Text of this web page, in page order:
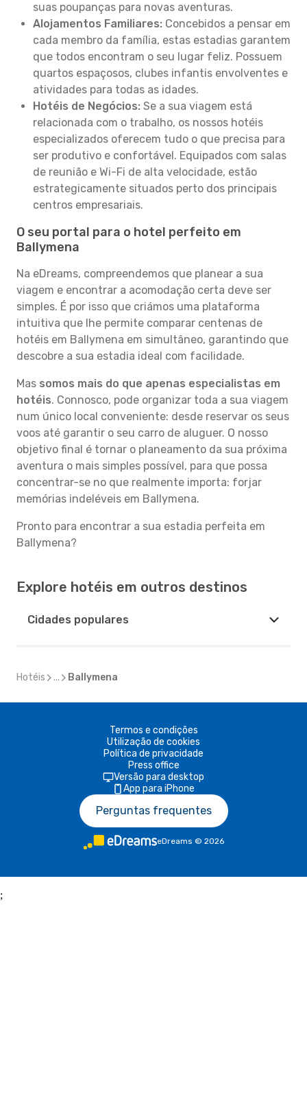
suas poupanças para novas aventuras.
Alojamentos Familiares: Concebidos a pensar em
cada membro da família, estas estadias garantem
que todos encontram o seu lugar feliz. Possuem
quartos espaçosos, clubes infantis envolventes e
atividades para todas as idades.
Hotéis de Negócios: Se a sua viagem está
relacionada com o trabalho, os nossos hotéis
especializados oferecem tudo o que precisa para
ser produtivo e confortável. Equipados com salas
de reunião e Wi-Fi de alta velocidade, estão
estrategicamente situados perto dos principais
centros empresariais.
O seu portal para o hotel perfeito em
Ballymena
Na eDreams, compreendemos que planear a sua
viagem e encontrar a acomodação certa deve ser
simples. É por isso que criámos uma plataforma
intuitiva que lhe permite comparar centenas de
hotéis em Ballymena em simultâneo, garantindo que
descobre a sua estadia ideal com facilidade.
Mas somos mais do que apenas especialistas em
hotéis. Connosco, pode organizar toda a sua viagem
num único local conveniente: desde reservar os seus
voos até garantir o seu carro de aluguer. O nosso
objetivo final é tornar o planeamento da sua próxima
aventura o mais simples possível, para que possa
concentrar-se no que realmente importa: forjar
memórias indeléveis em Ballymena.
Pronto para encontrar a sua estadia perfeita em
Ballymena?
Explore hotéis em outros destinos
Cidades populares
Hotéis ... Ballymena
Termos e condições
Utilização de cookies
Política de privacidade
Press office
Versão para desktop
App para iPhone
Perguntas frequentes
eDreams © 2026
;